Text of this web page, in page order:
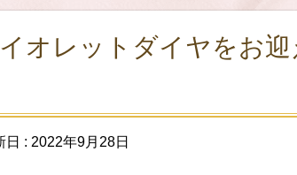
オレットダイヤをお迎
日 : 2022年9月28日